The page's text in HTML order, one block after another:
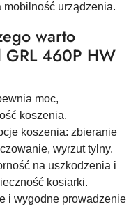
mobilność urządzenia.
warto
460P HW
moc,
koszenia.
koszenia: zbieranie
wyrzut tylny.
na uszkodzenia i
kosiarki.
i wygodne prowadzenie